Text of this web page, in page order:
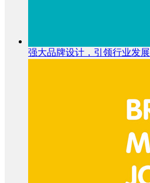
强大品牌设计，引领行业发展